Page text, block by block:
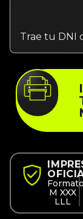
Trae tu DNI
Formato
M XXX
LLL